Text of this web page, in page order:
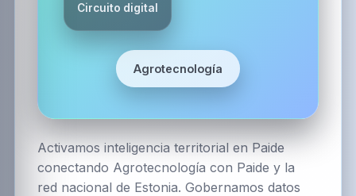
Circuito digital
Agrotecnología
Activamos inteligencia territorial en Paide
conectando Agrotecnología con Paide y la
red nacional de Estonia. Gobernamos datos